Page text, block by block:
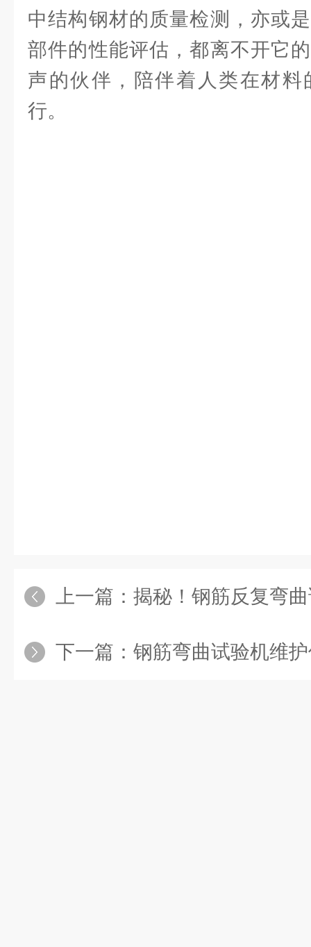
中结构钢材的质量检测，亦或
部件的性能评估，都离不开它
声的伙伴，陪伴着人类在材
行。
上一篇： 揭秘！钢筋反复弯
下一篇： 钢筋弯曲试验机维护保养指南